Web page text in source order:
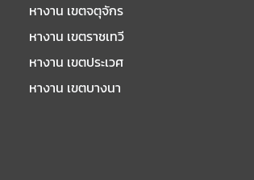
หางาน เขตจตุจักร
หางาน เขตราชเทวี
หางาน เขตประเวศ
หางาน เขตบางนา